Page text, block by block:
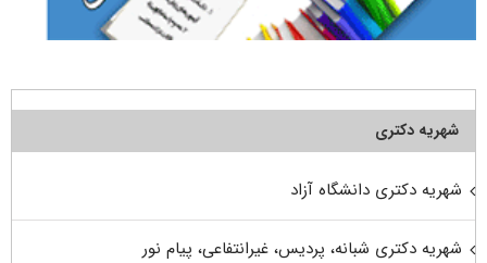
شهریه دکتری
شهریه دکتری دانشگاه آزاد
شهریه دکتری شبانه، پردیس، غیرانتفاعی، پیام نور